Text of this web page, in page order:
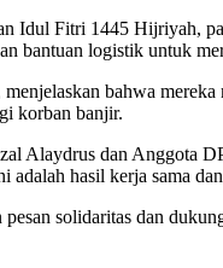
Idul Fitri 1445 Hijriyah,
bantuan logistik untuk
bahwa
korban banjir.
Alaydrus dan Anggota
hasil kerja sama
solidaritas dan